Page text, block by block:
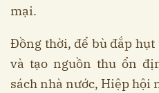
mại.
Đồng thời, để bù đắp
và tạo nguồn thu ổn
sách nhà nước, Hiệp hội